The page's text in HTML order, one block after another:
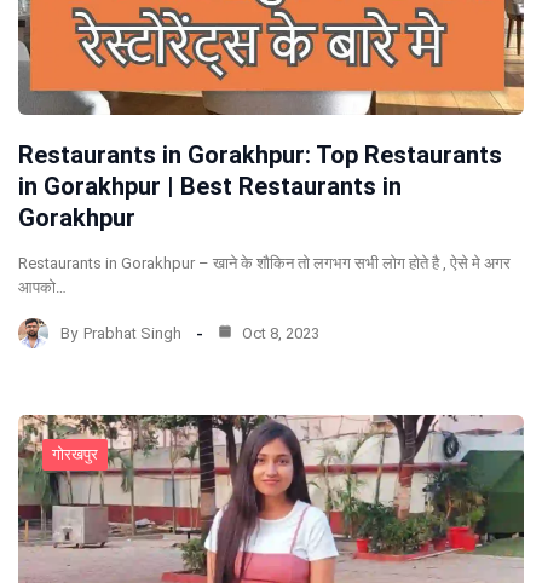
Restaurants in Gorakhpur: Top Restaurants
in Gorakhpur | Best Restaurants in
Gorakhpur
Restaurants in Gorakhpur – खाने के शौकिन तो लगभग सभी लोग होते है , ऐसे मे अगर
आपको…
By Prabhat Singh Oct 8, 2023
गोरखपुर